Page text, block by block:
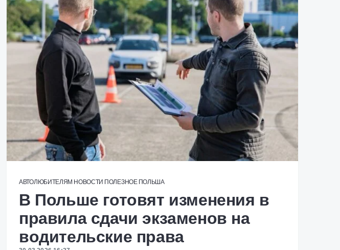
АВТОЛЮБИТЕЛЯМ НОВОСТИ ПОЛЕЗНОЕ ПОЛЬША
В Польше готовят изменения в
правила сдачи экзаменов на
водительские права